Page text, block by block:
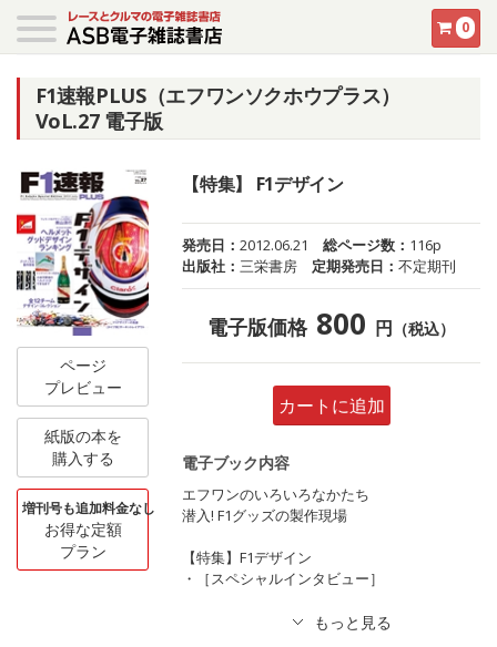
0
F1速報PLUS（エフワンソクホウプラス）
VoL.27 電子版
ページ
プレビュー
紙版の本を
購入する
増刊号も追加料金なし
お得な定額
プラン
【特集】 F1デザイン
発売日：2012.06.21 総ページ数： 116p
出版社：三栄書房 定期発売日：不定期刊
電子版価格 800 円 （税込）
カートに追加
電子ブック内容
エフワンのいろいろなかたち
潜入! F1グッズの製作現場
【特集】F1デザイン
・［スペシャルインタビュー］